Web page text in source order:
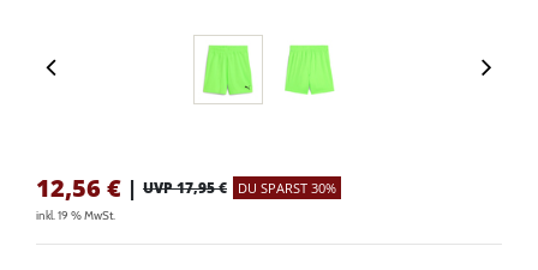
12,56 € | UVP 17,95 € DU SPARST 30%
inkl. 19 % MwSt.